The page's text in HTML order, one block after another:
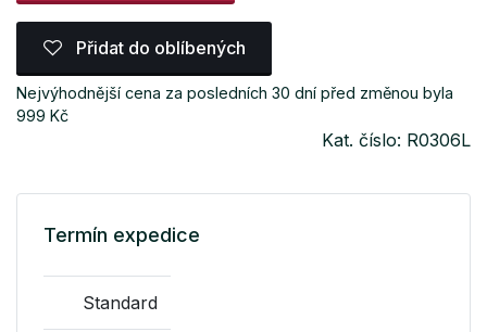
Přidat do oblíbených
Nejvýhodnější cena za posledních 30 dní před změnou byla
999 Kč
Kat. číslo: R0306L
Termín expedice
Standard